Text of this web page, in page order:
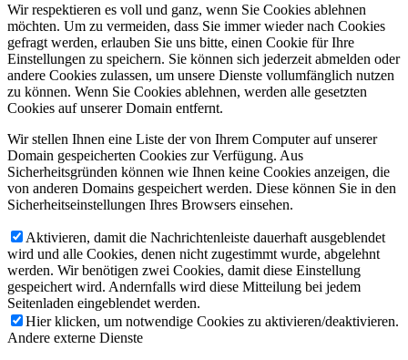
Wir respektieren es voll und ganz, wenn Sie Cookies ablehnen
möchten. Um zu vermeiden, dass Sie immer wieder nach Cookies
gefragt werden, erlauben Sie uns bitte, einen Cookie für Ihre
Einstellungen zu speichern. Sie können sich jederzeit abmelden oder
andere Cookies zulassen, um unsere Dienste vollumfänglich nutzen
zu können. Wenn Sie Cookies ablehnen, werden alle gesetzten
Cookies auf unserer Domain entfernt.
Wir stellen Ihnen eine Liste der von Ihrem Computer auf unserer
Domain gespeicherten Cookies zur Verfügung. Aus
Sicherheitsgründen können wie Ihnen keine Cookies anzeigen, die
von anderen Domains gespeichert werden. Diese können Sie in den
Sicherheitseinstellungen Ihres Browsers einsehen.
Aktivieren, damit die Nachrichtenleiste dauerhaft ausgeblendet
wird und alle Cookies, denen nicht zugestimmt wurde, abgelehnt
werden. Wir benötigen zwei Cookies, damit diese Einstellung
gespeichert wird. Andernfalls wird diese Mitteilung bei jedem
Seitenladen eingeblendet werden.
Hier klicken, um notwendige Cookies zu aktivieren/deaktivieren.
Andere externe Dienste